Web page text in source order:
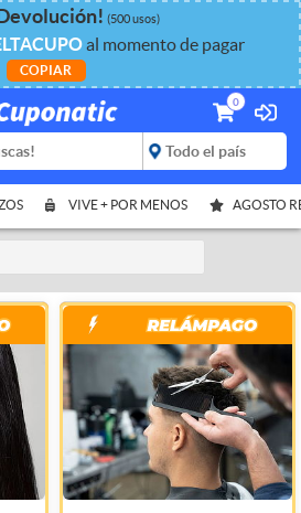
! (500 usos)
al momento de pagar
COPIAR
0
VIVE + POR MENOS AGOSTO